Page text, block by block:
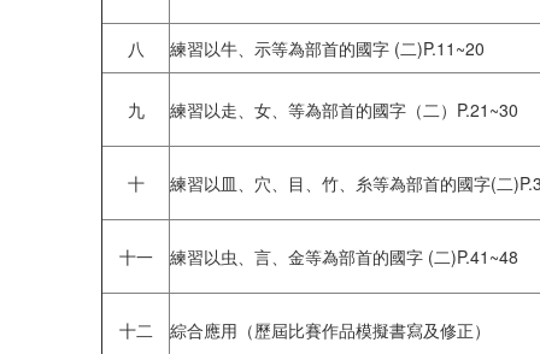
八 練習以牛、示等為部首的國字 (二)P.11~20
九 練習以走、女、等為部首的國字（二）P.21~30
十 練習以皿、穴、目、竹、糸等為部首的國字(二
十一 練習以虫、言、金等為部首的國字 (二)P.41~48
十二 綜合應用（歷屆比賽作品模擬書寫及修正）